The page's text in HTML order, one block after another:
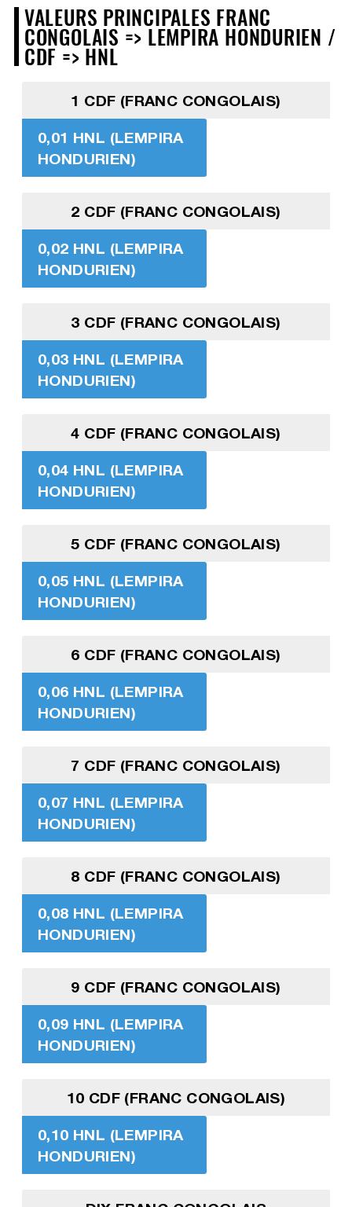
VALEURS PRINCIPALES FRANC
CONGOLAIS => LEMPIRA HONDURIEN /
CDF => HNL
1 CDF (FRANC CONGOLAIS)
0,01 HNL (LEMPIRA
HONDURIEN)
2 CDF (FRANC CONGOLAIS)
0,02 HNL (LEMPIRA
HONDURIEN)
3 CDF (FRANC CONGOLAIS)
0,03 HNL (LEMPIRA
HONDURIEN)
4 CDF (FRANC CONGOLAIS)
0,04 HNL (LEMPIRA
HONDURIEN)
5 CDF (FRANC CONGOLAIS)
0,05 HNL (LEMPIRA
HONDURIEN)
6 CDF (FRANC CONGOLAIS)
0,06 HNL (LEMPIRA
HONDURIEN)
7 CDF (FRANC CONGOLAIS)
0,07 HNL (LEMPIRA
HONDURIEN)
8 CDF (FRANC CONGOLAIS)
0,08 HNL (LEMPIRA
HONDURIEN)
9 CDF (FRANC CONGOLAIS)
0,09 HNL (LEMPIRA
HONDURIEN)
10 CDF (FRANC CONGOLAIS)
0,10 HNL (LEMPIRA
HONDURIEN)